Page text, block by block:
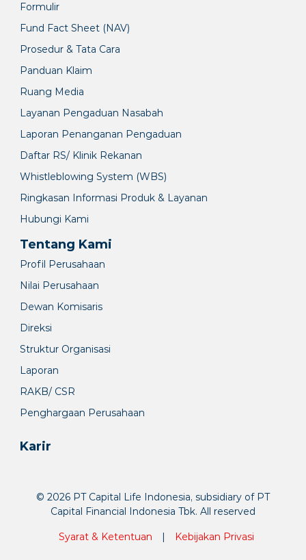
Formulir
Fund Fact Sheet (NAV)
Prosedur & Tata Cara
Panduan Klaim
Ruang Media
Layanan Pengaduan Nasabah
Laporan Penanganan Pengaduan
Daftar RS/ Klinik Rekanan
Whistleblowing System (WBS)
Ringkasan Informasi Produk & Layanan
Hubungi Kami
Tentang Kami
Profil Perusahaan
Nilai Perusahaan
Dewan Komisaris
Direksi
Struktur Organisasi
Laporan
RAKB/ CSR
Penghargaan Perusahaan
Karir
© 2026 PT Capital Life Indonesia, subsidiary of PT
Capital Financial Indonesia Tbk. All reserved
Syarat & Ketentuan Kebijakan Privasi